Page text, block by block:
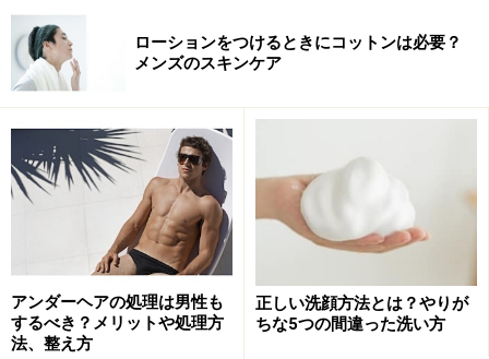
ローションをつけるときにコットンは必要？
メンズのスキンケア
アンダーヘアの処理は男性も
するべき？メリットや処理方
法、整え方
正しい洗顔方法とは？やりが
ちな5つの間違った洗い方